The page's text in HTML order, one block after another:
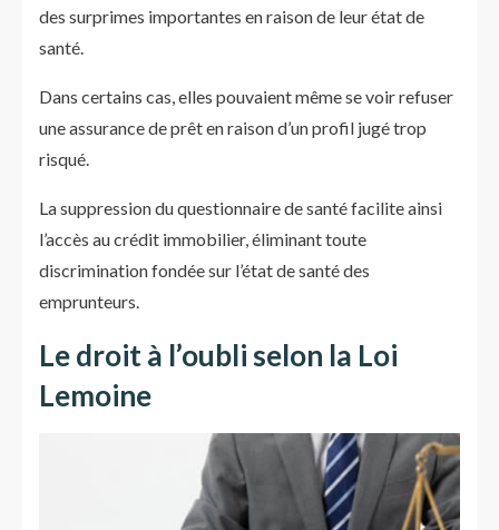
des surprimes importantes en raison de leur état de
santé.
Dans certains cas, elles pouvaient même se voir refuser
une assurance de prêt en raison d’un profil jugé trop
risqué.
La suppression du questionnaire de santé facilite ainsi
l’accès au crédit immobilier, éliminant toute
discrimination fondée sur l’état de santé des
emprunteurs.
Le droit à l’oubli selon la Loi
Lemoine